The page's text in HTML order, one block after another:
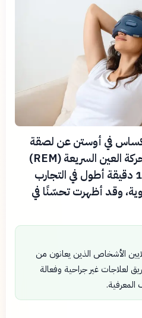
في أوستن عن لصقة
قابلة للارتداء تُحسّن نوم حركة العين السريعة (REM)
بنسبة 43 دقيقة أسرع و16 دقيقة أطول في التجارب
وقد أظهرت تحسّنًا في
الأشخاص الذين يعانون من
لعلاجات غير جراحية وفعالة